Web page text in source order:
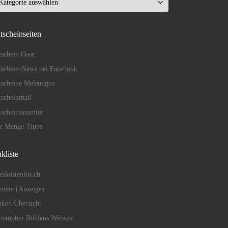
Oase
News bei Facebook
Melsungen
Menge Tipps
(Anzeige)
Übersicht
Bohlens Website